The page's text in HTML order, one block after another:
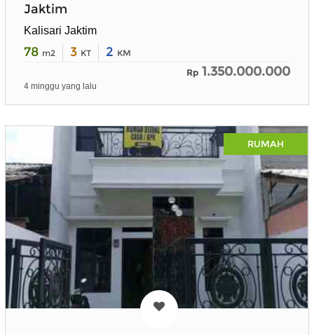
Jaktim
Kalisari Jaktim
78 m2 3 KT 2 KM
Rp 1.350.000.000
4 minggu yang lalu
RUMAH